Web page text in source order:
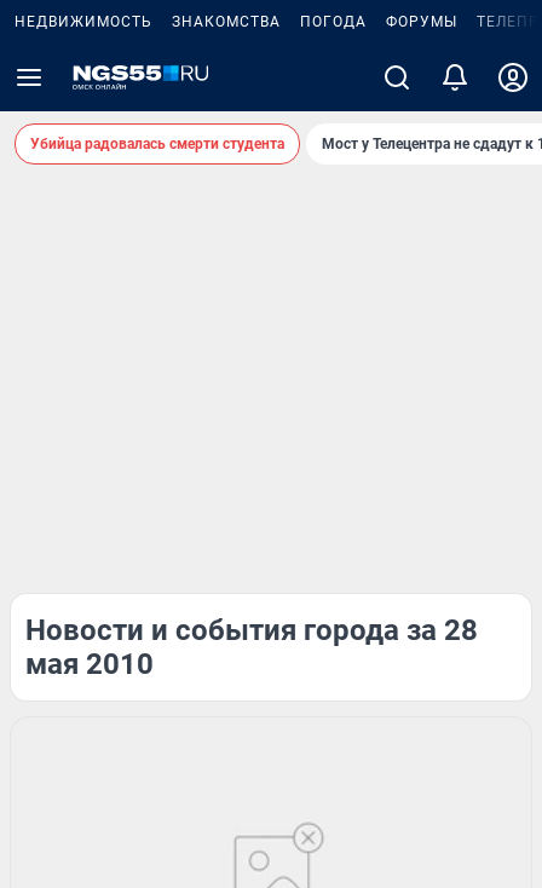
НЕДВИЖИМОСТЬ ЗНАКОМСТВА ПОГОДА ФОРУМЫ
Убийца радовалась смерти студента Мост у Телецентра не сдадут к
Новости и события города за 28
мая 2010